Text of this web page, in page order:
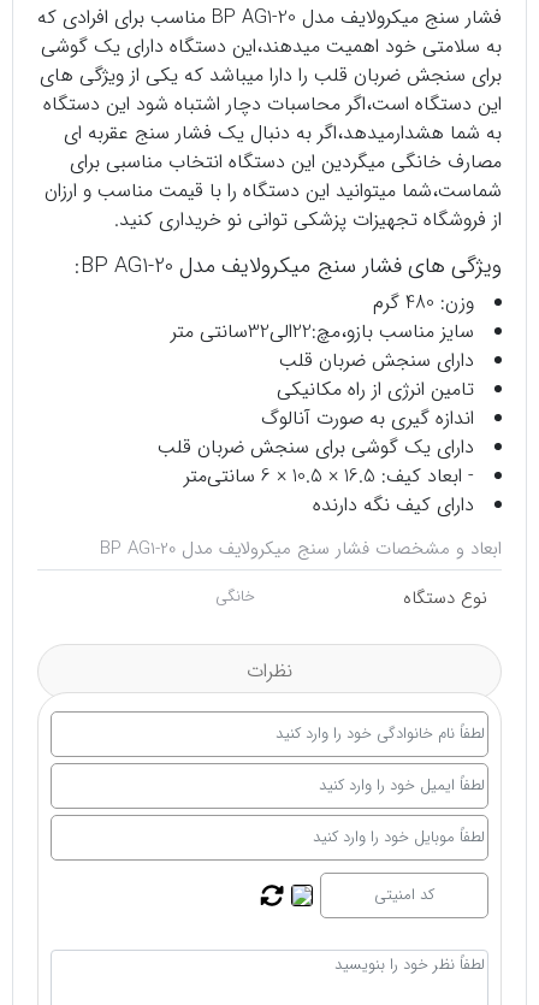
فشار سنج
میکرولایف مدل BP AG1-20 مناسب برای افرادی که
به سلامتی خود اهمیت میدهند،این دستگاه دارای یک گوشی
برای سنجش ضربان قلب را دارا میباشد که یکی از ویژگی های
این دستگاه است،اگر محاسبات دچار اشتباه شود این دستگاه
به شما هشدارمیدهد،اگر به دنبال یک فشار سنج عقربه ای
مصارف خانگی میگردین این دستگاه انتخاب مناسبی برای
شماست،شما میتوانید این دستگاه را با قیمت مناسب و ارزان
از فروشگاه تجهیزات پزشکی توانی نو خریداری کنید.
ویژگی های فشار سنج میکرولایف مدل BP AG1-20:
وزن: 480 گرم
سایز مناسب بازو،مچ:22الی32سانتی متر
دارای سنجش ضربان قلب
تامین انرژی از راه مکانیکی
اندازه گیری به صورت آنالوگ
دارای یک گوشی برای سنجش ضربان قلب
- ابعاد کیف: 16.5 × 10.5 × 6 سانتی‌متر
دارای کیف نگه دارنده
ابعاد و مشخصات فشار سنج میکرولایف مدل BP AG1-20
نوع دستگاه
خانگی
نظرات